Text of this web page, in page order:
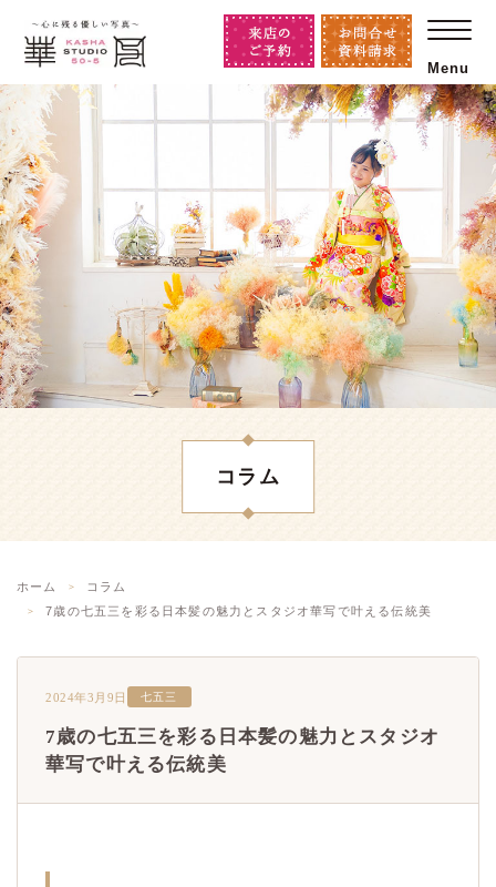
Menu
コラム
ホーム
コラム
7歳の七五三を彩る日本髪の魅力とスタジオ華写で叶える伝統美
2024年3月9日 七五三
7歳の七五三を彩る日本髪の魅力とスタジオ
華写で叶える伝統美